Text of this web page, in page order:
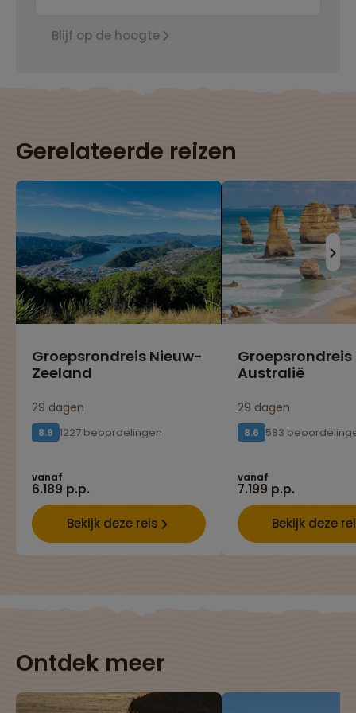
Blijf op de hoogte
Gerelateerde reizen
Groepsrondreis Nieuw-
Zeeland
29 dagen
8.9 1227 beoordelingen
vanaf
6.189 p.p.
Bekijk deze reis
Groepsrondreis
Australië
29 dagen
8.6 583
vanaf
7.199 p.p.
Bekijk deze
Ontdek meer